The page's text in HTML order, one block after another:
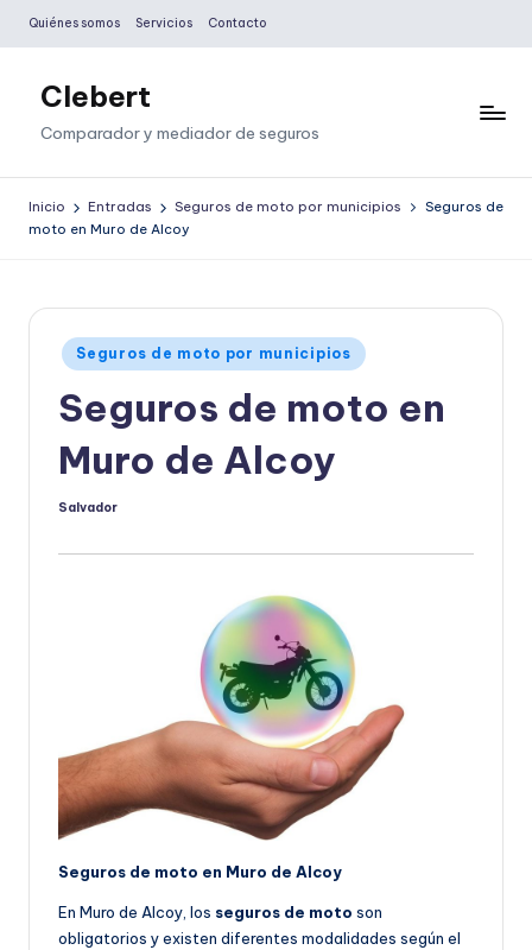
Saltar
contenido
Quiénes somos Servicios Contacto
Clebert
Comparador y mediador de seguros
Inicio Entradas Seguros de moto por municipios
Seguros de
moto en Muro de Alcoy
Publicado
en
Seguros de moto por municipios
Seguros de moto en
Muro de Alcoy
Publicado
Salvador
Seguros de moto en Muro de Alcoy
En Muro de Alcoy, los seguros de moto son
obligatorios y existen diferentes modalidades según el